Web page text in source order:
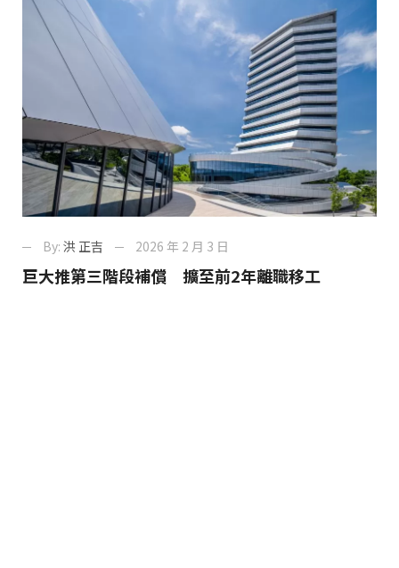
By: 洪 正吉 2026 年 2 月 3 日
巨大推第三階段補償 擴至前2年離職移工